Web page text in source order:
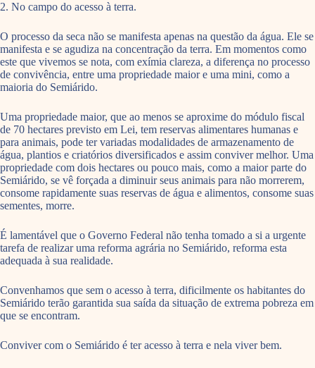
2. No campo do acesso à terra.
O processo da seca não se manifesta apenas na questão da água. Ele se
manifesta e se agudiza na concentração da terra. Em momentos como
este que vivemos se nota, com exímia clareza, a diferença no processo
de convivência, entre uma propriedade maior e uma mini, como a
maioria do Semiárido.
Uma propriedade maior, que ao menos se aproxime do módulo fiscal
de 70 hectares previsto em Lei, tem reservas alimentares humanas e
para animais, pode ter variadas modalidades de armazenamento de
água, plantios e criatórios diversificados e assim conviver melhor. Uma
propriedade com dois hectares ou pouco mais, como a maior parte do
Semiárido, se vê forçada a diminuir seus animais para não morrerem,
consome rapidamente suas reservas de água e alimentos, consome suas
sementes, morre.
É lamentável que o Governo Federal não tenha tomado a si a urgente
tarefa de realizar uma reforma agrária no Semiárido, reforma esta
adequada à sua realidade.
Convenhamos que sem o acesso à terra, dificilmente os habitantes do
Semiárido terão garantida sua saída da situação de extrema pobreza em
que se encontram.
Conviver com o Semiárido é ter acesso à terra e nela viver bem.